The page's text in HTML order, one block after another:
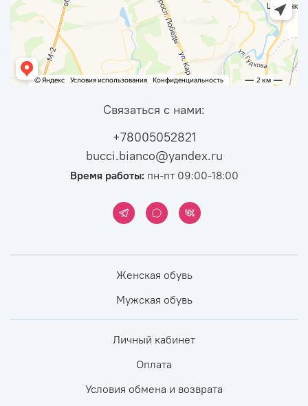
Связаться с нами:
+78005052821
bucci.bianco@yandex.ru
Время работы:пн-пт 09:00-18:00
Женская обувь
Мужская обувь
Личный кабинет
Оплата
Условия обмена и возврата